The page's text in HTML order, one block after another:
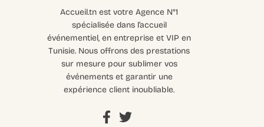
Accueil.tn est votre Agence N°1
spécialisée dans l’accueil
événementiel, en entreprise et VIP en
Tunisie. Nous offrons des prestations
sur mesure pour sublimer vos
événements et garantir une
expérience client inoubliable.